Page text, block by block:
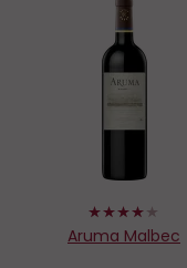
80%
Aruma Malbec